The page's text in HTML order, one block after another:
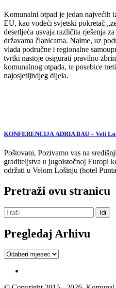
Komunalni otpad je jedan najvećih
EU, kao vodeći svjetski pokretač
desetljeća usvaja različita rješenja
državama članicama. Naime, uz
vlada područne i regionalne
tvrtki nastoje osigurati pravilno
komunalnog otpada, te posebice
najosjetljivijeg dijela.
KONFERENCIJA ADRIA BAU – Veli
Poštovani, Pozivamo vas na
graditeljstva u jugoistočnoj Europi
održati u Velom Lošinju (hotel
Pretraži ovu stranicu
Pregledaj Arhivu
Pregledaj